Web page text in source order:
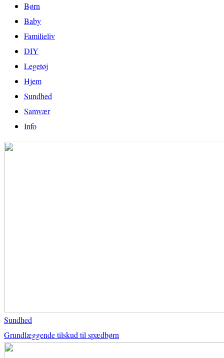
Børn
Baby
Familieliv
DIY
Legetøj
Hjem
Sundhed
Samvær
Info
Sundhed
Grundlæggende tilskud til spædbørn